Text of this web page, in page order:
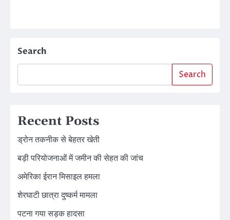
Search
Search
Recent Posts
ड्रोन तकनीक से बेहतर खेती
बड़ी परियोजनाओं में जमीन की सेहत की जांच
अमेरिका ईरान मिसाइल हमला
शेरघाटी छात्रा दुष्कर्म मामला
पटना गया सड़क हादसा